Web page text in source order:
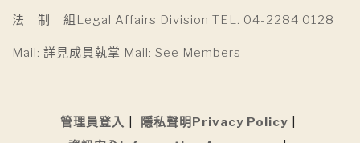
法 制 組Legal Affairs Division TEL. 04-2284 0128
Mail: 詳見成員執掌 Mail: See Members
管理員登入
隱私聲明Privacy Policy